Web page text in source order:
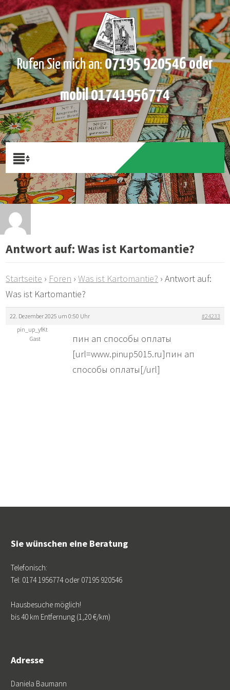
Rufen Sie mich an:07195 920546 oder
mobil 01741956774
Antwort auf: Was ist Kartomantie?
Startseite › Foren › Was ist Kartomantie? › Antwort auf:
Was ist Kartomantie?
22. Dezember 2025 um 0:50 Uhr
#24233
pin_up_yfKt
Gast
пин ап способы оплаты
[url=www.pinup5015.ru]пин ап
способы оплаты[/url]
Sie wünschen eine Beratung
Telefonisch:
Tel: 0174 1956774 oder 07195 920546
Hausbesuche möglich!
bis 40 km Entfernung (1,20 €/km)
Adresse
Daniela Baumann